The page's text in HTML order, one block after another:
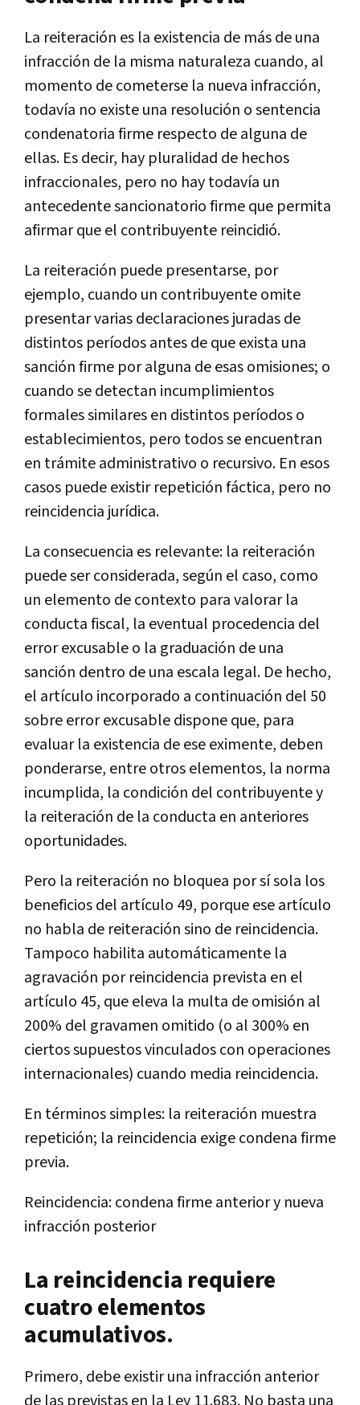
La reiteración es la existencia de más de una
infracción de la misma naturaleza cuando, al
momento de cometerse la nueva infracción,
todavía no existe una resolución o sentencia
condenatoria firme respecto de alguna de
ellas. Es decir, hay pluralidad de hechos
infraccionales, pero no hay todavía un
antecedente sancionatorio firme que permita
afirmar que el contribuyente reincidió.
La reiteración puede presentarse, por
ejemplo, cuando un contribuyente omite
presentar varias declaraciones juradas de
distintos períodos antes de que exista una
sanción firme por alguna de esas omisiones; o
cuando se detectan incumplimientos
formales similares en distintos períodos o
establecimientos, pero todos se encuentran
en trámite administrativo o recursivo. En esos
casos puede existir repetición fáctica, pero no
reincidencia jurídica.
La consecuencia es relevante: la reiteración
puede ser considerada, según el caso, como
un elemento de contexto para valorar la
conducta fiscal, la eventual procedencia del
error excusable o la graduación de una
sanción dentro de una escala legal. De hecho,
el artículo incorporado a continuación del 50
sobre error excusable dispone que, para
evaluar la existencia de ese eximente, deben
ponderarse, entre otros elementos, la norma
incumplida, la condición del contribuyente y
la reiteración de la conducta en anteriores
oportunidades.
Pero la reiteración no bloquea por sí sola los
beneficios del artículo 49, porque ese artículo
no habla de reiteración sino de reincidencia.
Tampoco habilita automáticamente la
agravación por reincidencia prevista en el
artículo 45, que eleva la multa de omisión al
200% del gravamen omitido (o al 300% en
ciertos supuestos vinculados con operaciones
internacionales) cuando media reincidencia.
En términos simples: la reiteración muestra
repetición; la reincidencia exige condena firme
previa.
Reincidencia: condena firme anterior y nueva
infracción posterior
La reincidencia requiere
cuatro elementos
acumulativos.
Primero, debe existir una infracción anterior